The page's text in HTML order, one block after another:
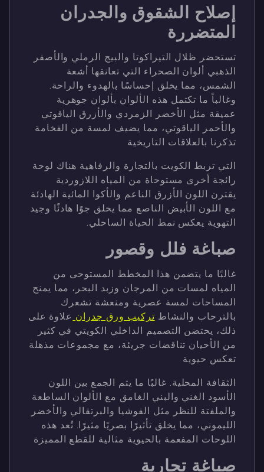
إصلاح الشقوق والجدران
المتضررة
تستحضر ظلال التيراكوتا والبيج الرملي والأصفر
الذهبي ألوان الصحراء التي تعانقها أشعة
الشمس، مما يخلق إحساسًا بالهدوء والراحة.
وغالباً ما تكتمل هذه الألوان بألوان جوهرية
عميقة مثل الأخضر الزمردي والأزرق الياقوتي
والأحمر الياقوتي، مما يضيف لمسة من الفخامة
تذكرنا بالعلاقات التاريخية
التي تربط الكويت بالتجارة والرفاهية هناك لوحة
رائجة أخرى مستوحاة من المياه اللازوردية
يقترن اللون الأزرق الناعم والأكوا المائية الهادئة
مع اللون الأبيض الناصع مما يخلق جوًا هادئًا وجيد
التهوية يعكس نمط الحياة الساحلي.
صباغة فلل وقصور
غالبًا ما يتضمن هذا المخطط المستوحى من
المياه لمسات من المرجان وزبد البحر، مما يمنح
المساحات لمسة عصرية ومنعشة تشعرك
بالترحاب والنشاط تركيب ورق جدران علاوة على
ذلك، يحتضن التصميم الداخلي الكويتي في كثير
من الأحيان تناقضات جريئة، مع مجموعات مذهلة
تعكس حيوية
الثقافة المحلية. غالبًا ما يتم الجمع بين اللون
الأسود الغني والبني الغامق مع الألوان الساطعة
والملفتة للنظر مثل الفوشيا والبرتقالي والأخضر
الليموني، مما يخلق تأثيرًا بصريًا مثيرًا. تُعد هذه
اللوحات المفعمة بالحيوية مثالية للقطع المميزة
صباغة تجارية